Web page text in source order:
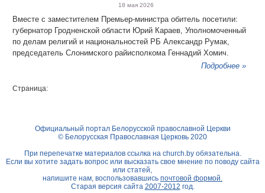
18 мая 2026
Вместе с заместителем Премьер-министра обитель посетили:
губернатор Гродненской области Юрий Караев, Уполномоченный
по делам религий и национальностей РБ Александр Румак,
председатель Слонимского райисполкома Геннадий Хомич.
Подробнее »
Страница:
Официальный портал Белорусской православной Церкви
© Белорусская Православная Церковь 2020
При перепечатке материалов ссылка на church.byобязательна.
Если вы хотите задать вопрос или высказать свое мнение по поводу сайта
или статей,
напишите нам, воспользовавшись почтовой формой.
Старая версия сайта 2007-2012 год.